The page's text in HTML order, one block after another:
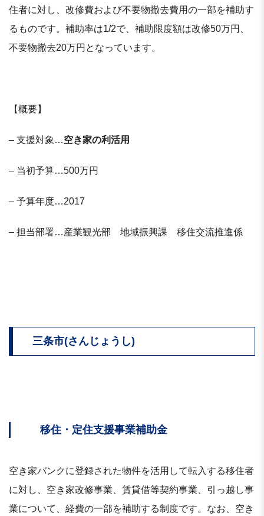
住者に対し、改修費および不要物撤去費用の一部を補助す
るものです。補助率は1/2で、補助限度額は改修50万円、
不要物撤去20万円となっています。
【概要】
– 支援対象…空き家の利活用
– 当初予算…500万円
– 予算年度…2017
– 担当部署…産業観光部 地域振興課 移住交流推進係
三条市(さんじょうし)
移住・定住支援事業補助金
空き家バンクに登録された物件を活用して転入する移住者
に対し、空き家改修事業、賃貸借等契約事業、引っ越し事
業について、経費の一部を補助する制度です。なお、空き